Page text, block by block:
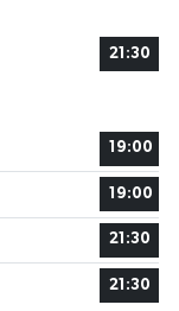
21:30
19:00
19:00
21:30
21:30